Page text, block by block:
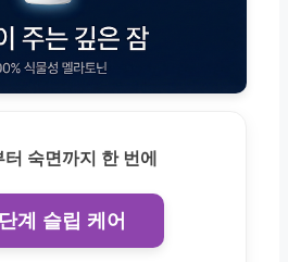
숙면까지 한 번에
계 슬립 케어